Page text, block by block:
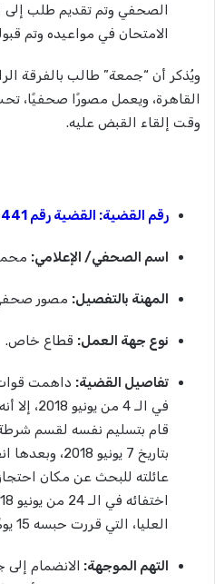
الصحفي وتم تقديم طلب إلى
الامتحان في مواعيده وتم
ويُذكر أن “جمعة” طالب بالفرقة
القاهرة، ويعمل مصورًا صحفيًا،
وقت إلقاء القبض عليه.
رقم القضية: القضية رقم 441 لسنة 2018 حصر أمن دولة
اسم الصحفي/ الإعلامي:
المهنة بالتفصيل: مصور صحفي
نوع جهة العمل: قطاع خاص.
تفاصيل القضية: داهمت قوات
في الـ 4
قام بتسليم نفسه لقسم شرطة
بتاريخ 7 يونيو
عائلته للبحث عن مكان
العليا، التي قررت حبسه 15 يومًا دون حضور محامين معه.
التهم الموجهة: الانضمام